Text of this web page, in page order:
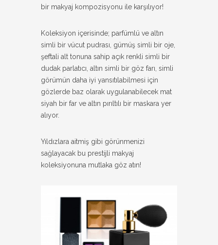
bir makyaj kompozisyonu ile karşılıyor!
Koleksiyon içerisinde; parfümlü ve altın
simli bir vücut pudrası, gümüş simli bir oje,
şeftali alt tonuna sahip açık renkli simli bir
dudak parlatıcı, altın simli bir göz farı, simli
görümün daha iyi yansıtılabilmesi için
gözlerde baz olarak uygulanabilecek mat
siyah bir far ve altın pırıltılı bir maskara yer
alıyor.
Yıldızlara aitmiş gibi görünmenizi
sağlayacak bu prestijli makyaj
koleksiyonuna mutlaka göz atın!